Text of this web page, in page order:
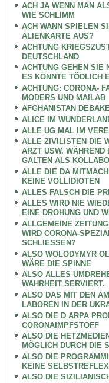
ACH JA WENN MAN
WIE SCHLIMM
ACH WANN SPIELEN
ALIENKARTE AUS?
ACHTUNG
DEUTSCHLAND
ACHTUNG GEHEN SIE
ES KÖNNTE TÖDLICH
ACHTUNG: CORONA-
MODERS UND MAILAB
AFGHANISTAN
ALICE IM
ALLE UG MAL IM
ALLE ZIVILISTEN DIE
ARZT USW. WÄHREND
GALTEN ALS
ALLE DIE DA
KEINE VOLLIDIOTEN
ALLES FALSCH DIE
ALLES WIRD NIE
EINE DROHUNG UND
ALLGEMEINE
WIRD CORONA-
SCHLIESSEN?
ALSO WOLODYMYR
WÄRE DIE SPINNE
ALSO ALLES
WAHRHEIT SERVIERT.
ALSO DAS MIT DEN
LABOREN IN DER
ALSO DIE D ARPA
CORONAIMPFSTOFF
ALSO DIE
MÖGLICH DURCH DIE
ALSO DIE
KEINE
ALSO DIE